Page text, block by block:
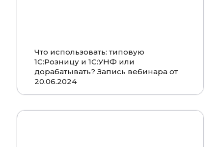
Что использовать: типовую
1С:Розницу и 1С:УНФ или
дорабатывать? Запись вебинара от
20.06.2024